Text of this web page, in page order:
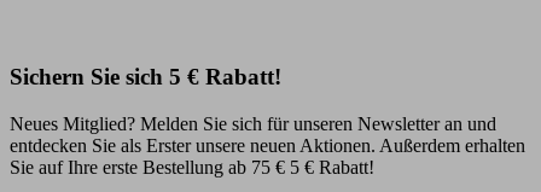
Sichern Sie sich 5 € Rabatt!
Neues Mitglied? Melden Sie sich für unseren Newsletter an und
entdecken Sie als Erster unsere neuen Aktionen. Außerdem erhalten
Sie auf Ihre erste Bestellung ab 75 € 5 € Rabatt!